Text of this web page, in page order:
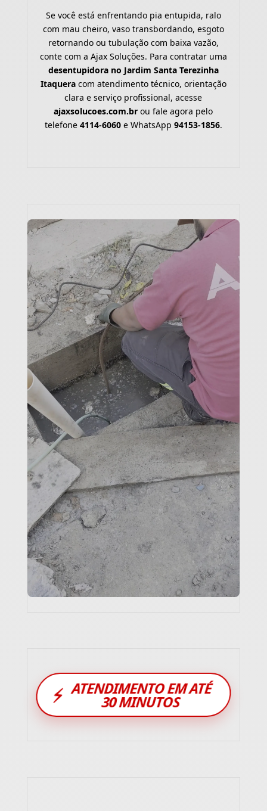
Se você está enfrentando pia entupida, ralo
com mau cheiro, vaso transbordando, esgoto
retornando ou tubulação com baixa vazão,
conte com a Ajax Soluções. Para contratar uma
desentupidora no Jardim Santa Terezinha
Itaqueracom atendimento técnico, orientação
clara e serviço profissional, acesse
ajaxsolucoes.com.br ou fale agora pelo
telefone 4114-6060e WhatsApp 94153-1856.
⚡ ATENDIMENTO EM ATÉ
30 MINUTOS